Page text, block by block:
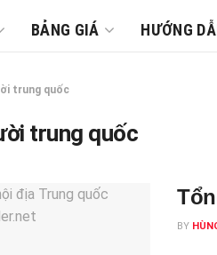
BẢNG GIÁ HƯỚNG
trung quốc
trung quốc
BY